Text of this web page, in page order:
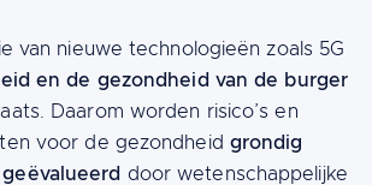
van nieuwe technologieën zoals 5G
en de gezondheid van de burger
Daarom worden risico’s en
voor de gezondheid grondig
door wetenschappelijke